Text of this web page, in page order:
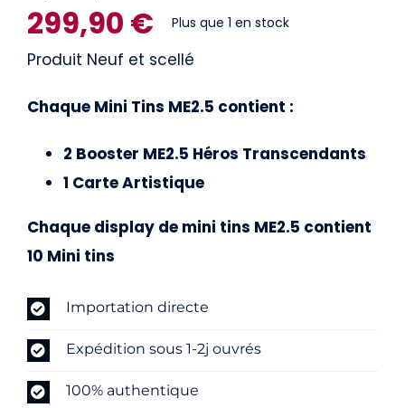
299,90 € Plus que 1 en stock
Produit Neuf et scellé
Chaque Mini Tins ME2.5 contient :
2 Booster ME2.5 Héros Transcendants
1 Carte Artistique
Chaque display de mini tins ME2.5 contient
10 Mini tins
Importation directe
Expédition sous 1-2j ouvrés
100% authentique